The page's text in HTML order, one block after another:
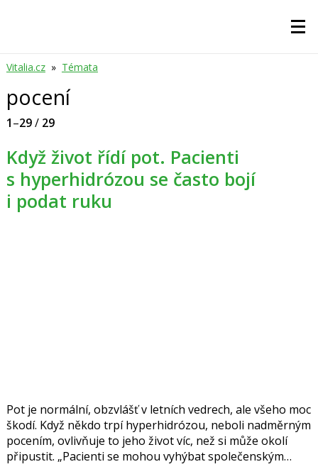
Vitalia.cz » Témata
pocení
1–29/ 29
Když život řídí pot. Pacienti
s hyperhidrózou se často bojí
i podat ruku
Pot je normální, obzvlášť v letních vedrech, ale všeho moc
škodí. Když někdo trpí hyperhidrózou, neboli nadměrným
pocením, ovlivňuje to jeho život víc, než si může okolí
připustit. „Pacienti se mohou vyhýbat společenským